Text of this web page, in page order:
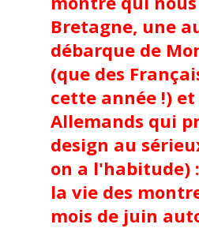
Bretagne, une
débarque de
(que des
cette année !) et
Allemands qui
design au
on a l'habitude)
la vie des
mois de juin